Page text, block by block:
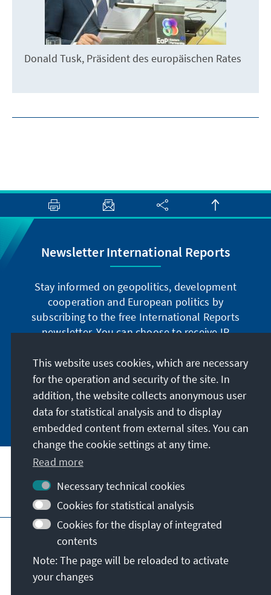
Donald Tusk, Präsident des europäischen Rates
Newsletter International Reports
Stay informed on geopolitics, development
cooperation and European politics by
subscribing to the free International Reports
newsletter. You can choose to receive IR
German or have the print version sent to you in
German or English.
Jetzt abonnieren
Visit also
Imprint Data protection
Terms of use
Declaration on accessibility
Report an accessibility issue
© Konrad-Adenauer-Stiftung e.V. 2026
This website uses cookies, which are necessary
for the operation and security of the site. In
addition, the website collects anonymous user
data for statistical analysis and to display
embedded content from external sites. You can
change the cookie settings at any time.
Read more
Necessary technical cookies
Cookies for statistical analysis
Cookies for the display of integrated
contents
Note: The page will be reloaded to activate
your changes